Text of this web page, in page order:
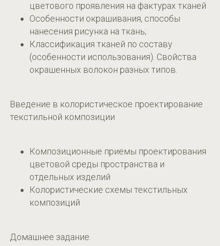
цветового проявления на фактурах тканей
Особенности окрашивания, способы
нанесения рисунка на ткань;
Классификация тканей по составу
(особенности использования). Свойства
окрашенных волокон разных типов.
Введение в колористическое проектирование
текстильной композиции
Композиционные приемы проектирования
цветовой среды пространства и
отдельных изделий
Колористические схемы текстильных
композиций
Домашнее задание.